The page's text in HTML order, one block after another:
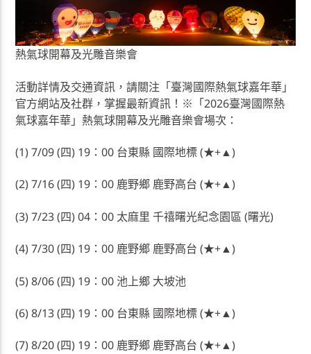
熱氣球開幕及光雕音樂會
活動詳情及交通資訊，請關注「臺灣國際熱氣球嘉年華」
官方網站及社群，掌握最新資訊！※「2026臺灣國際熱
氣球嘉年華」熱氣球開幕及光雕音樂會場次：
(1) 7/09 (四) 19：00 台東縣 國際地標 (★+▲)
(2) 7/16 (四) 19：00 鹿野鄉 鹿野高台 (★+▲)
(3) 7/23 (四) 04：00 太麻里 千禧曙光紀念園區 (曙光)
(4) 7/30 (四) 19：00 鹿野鄉 鹿野高台 (★+▲)
(5) 8/06 (四) 19：00 池上鄉 大坡池
(6) 8/13 (四) 19：00 台東縣 國際地標 (★+▲)
(7) 8/20 (四) 19：00 鹿野鄉 鹿野高台 (★+▲)